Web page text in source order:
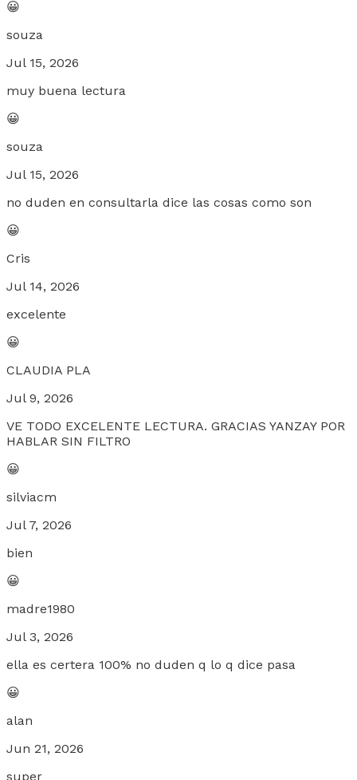
😀
souza
Jul 15, 2026
muy buena lectura
😀
souza
Jul 15, 2026
no duden en consultarla dice las cosas como son
😀
Cris
Jul 14, 2026
excelente
😀
CLAUDIA PLA
Jul 9, 2026
VE TODO EXCELENTE LECTURA. GRACIAS YANZAY POR
HABLAR SIN FILTRO
😀
silviacm
Jul 7, 2026
bien
😀
madre1980
Jul 3, 2026
ella es certera 100% no duden q lo q dice pasa
😀
alan
Jun 21, 2026
super